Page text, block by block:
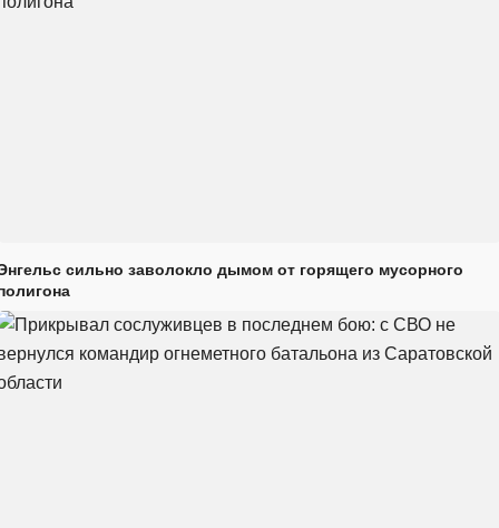
сильно заволокло дымом от горящего мусорного